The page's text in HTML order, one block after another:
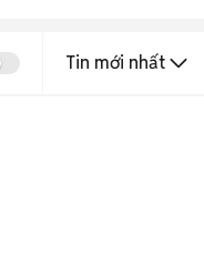
Tin mới nhất